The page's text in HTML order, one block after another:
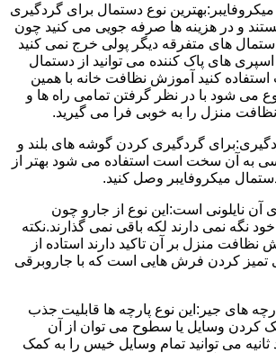
نوع دستمال برای گردگیری
و در هزینه ها صرفه جویی می کنید چون
های متفرقه دیگر پولی خرج نمی کنید
های پاک کننده می توانید از دستمال
استفاده کنید آموزش نظافت خانه با همین
می شود با در نظر گرفتن تمامی راه ها و
منزل را به خوبی فرا می گیرید.
گردگیری کردن گوشه های بلند و
به آن سخت است استفاده می شود بهتر از
میکروفایبر وصل کنید.
آن نایلونی است:این نوع از جارو چون
نگه نمی دارند لکه باقی نمی گذارند.نکته
منزل بر آن تاکید دارند استاده از
تمیز کردن فرش هایی است که با جاروبرقی
های جیر:این نوع پارچه ها قابلیت جذب
کردن وسایل یا سطوح می توان از آن
ثانیه می توانید تمام وسایل خیس را به کمک